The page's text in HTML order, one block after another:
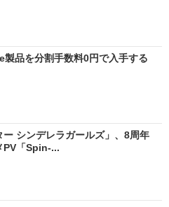
品を分割手数料0円で入手する
ー シンデレラガールズ」、8周年
PV「Spin-...